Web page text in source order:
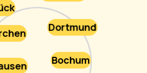
Bochum
Dortmund